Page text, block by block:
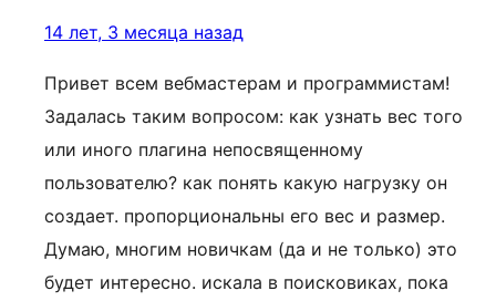
14 лет, 3 месяца назад
Привет всем вебмастерам и программистам!
Задалась таким вопросом: как узнать вес того
или иного плагина непосвященному
пользователю? как понять какую нагрузку он
создает. пропорциональны его вес и размер.
Думаю, многим новичкам (да и не только) это
будет интересно. искала в поисковиках, пока